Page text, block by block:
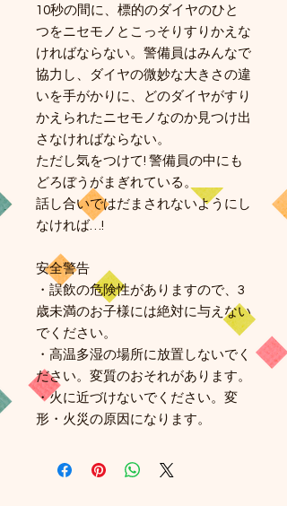
10秒の間に、標的のダイヤのひと
つをニセモノとこっそりすりかえな
ければならない。警備員はみんなで
協力し、ダイヤの微妙な大きさの違
いを手がかりに、どのダイヤがすり
かえられたニセモノなのか見つけ出
さなければならない。
ただし気をつけて! 警備員の中にも
どろぼうがまぎれている。
話し合いではだまされないようにし
なければ…!
安全警告
・誤飲の危険性がありますので、3
歳未満のお子様には絶対に与えない
でください。
・高温多湿の場所に放置しないでく
ださい。変質のおそれがあります。
・火に近づけないでください。変
形・火災の原因になります。